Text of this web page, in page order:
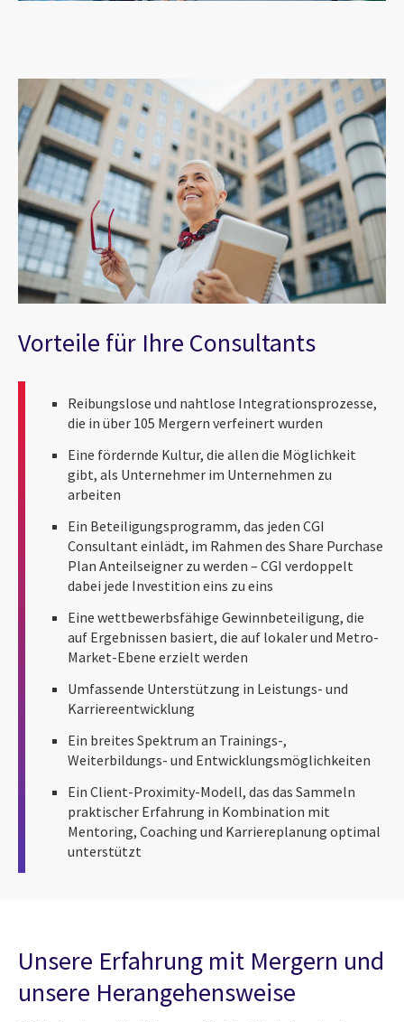
Vorteile für Ihre Consultants
Reibungslose und nahtlose Integrationsprozesse,
die in über 105 Mergern verfeinert wurden
Eine fördernde Kultur, die allen die Möglichkeit
gibt, als Unternehmer im Unternehmen zu
arbeiten
Ein Beteiligungsprogramm, das jeden CGI
Consultant einlädt, im Rahmen des Share Purchase
Plan Anteilseigner zu werden – CGI verdoppelt
dabei jede Investition eins zu eins
Eine wettbewerbsfähige Gewinnbeteiligung, die
auf Ergebnissen basiert, die auf lokaler und Metro-
Market-Ebene erzielt werden
Umfassende Unterstützung in Leistungs- und
Karriereentwicklung
Ein breites Spektrum an Trainings-,
Weiterbildungs- und Entwicklungsmöglichkeiten
Ein Client-Proximity-Modell, das das Sammeln
praktischer Erfahrung in Kombination mit
Mentoring, Coaching und Karriereplanung optimal
unterstützt
Unsere Erfahrung mit Mergern und
unsere Herangehensweise